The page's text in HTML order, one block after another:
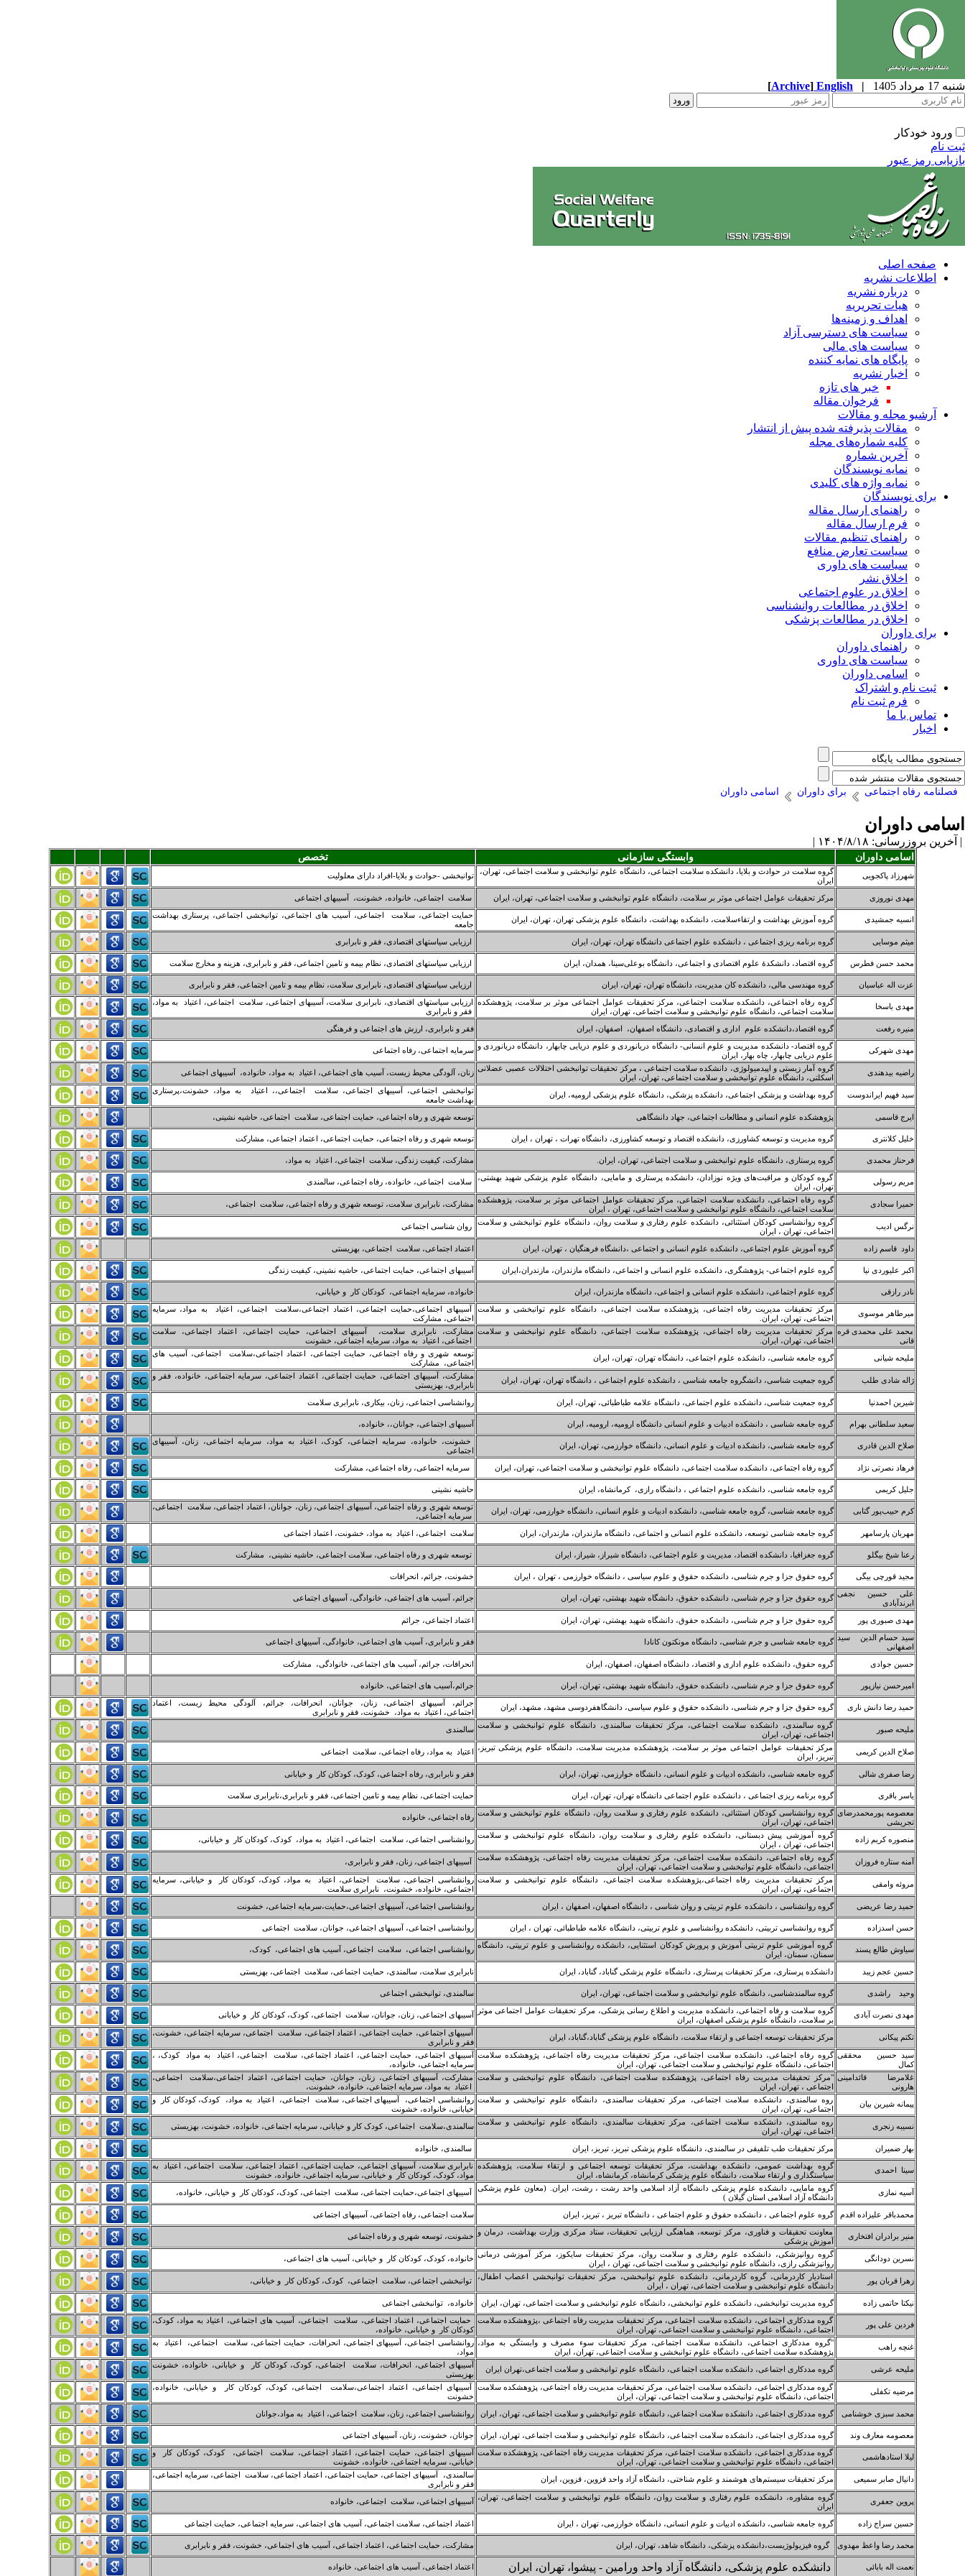
شنبه 17 مرداد 1405 |
English
[Archive]
ورود خودکار
ثبت نام
بازیابی رمز عبور
صفحه اصلی
اطلاعات نشریه
درباره نشریه
هیات تحریریه
اهداف و زمینه‌ها
سیاست های دسترسی آزاد
سیاست های مالی
پایگاه های نمایه کننده
اخبار نشریه
خبر های تازه
فرخوان مقاله
آرشیو مجله و مقالات
مقالات پذیرفته شده پیش از انتشار
کلیه شماره‌های مجله
آخرین شماره
نمایه نویسندگان
نمایه واژه های کلیدی
برای نویسندگان
راهنمای ارسال مقاله
فرم ارسال مقاله
راهنمای تنظیم مقالات
سیاست تعارض منافع
سیاست های داوری
اخلاق نشر
اخلاق در علوم اجتماعی
اخلاق در مطالعات روانشناسی
اخلاق در مطالعات پزشکی
برای داوران
راهنمای داوران
سیاست های داوری
اسامی داوران
ثبت نام و اشتراک
فرم ثبت نام
تماس با ما
اخبار
فصلنامه رفاه اجتماعی برای داوران اسامی داوران
اسامی داوران
| آخرین بروزرسانی: ۱۴۰۴/۸/۱۸ |
اسامی داوران وابستگی سازمانی تخصص
شهرزاد پاکجویی
گروه سلامت در حوادث و بلایا، دانشکده سلامت اجتماعی، دانشگاه علوم توانبخشی و سلامت اجتماعی، تهران،
ایران
توانبخشی -حوادث و بلایا-افراد دارای معلولیت
مهدی نوروزی مرکز تحقیقات عوامل اجتماعی موثر بر سلامت، دانشگاه علوم توانبخشی و سلامت اجتماعی، تهران، ایران سلامت اجتماعی، خانواده، خشونت، آسیبهای اجتماعی
انسیه جمشیدی گروه آموزش بهداشت و ارتقاءسلامت، دانشکده بهداشت، دانشگاه علوم پزشکی تهران، تهران، ایران
حمایت اجتماعی، سلامت اجتماعی، آسیب های اجتماعی، توانبخشی اجتماعی، پرستاری بهداشت
جامعه
میثم موسایی
گروه برنامه ریزی اجتماعی ، دانشکده علوم اجتماعی دانشگاه تهران، تهران، ایران ارزیابی سیاستهای اقتصادی، فقر و نابرابری
محمد حسن فطرس گروه اقتصاد، دانشکدۀ علوم اقتصادی و اجتماعی، دانشگاه بوعلی‌سینا، همدان، ایران ارزیابی سیاستهای اقتصادی، نظام بیمه و تامین اجتماعی، فقر و نابرابری، هزینه و مخارج سلامت
عزت اله عباسیان گروه مهندسی مالی، دانشکده کان مدیریت، دانشگاه تهران، تهران، ایران ارزیابی سیاستهای اقتصادی، نابرابری سلامت، نظام بیمه و تامین اجتماعی، فقر و نابرابری
مهدی باسخا
گروه رفاه اجتماعی، دانشکده سلامت اجتماعی، مرکز تحقیقات عوامل اجتماعی موثر بر سلامت، پژوهشکده
سلامت اجتماعی، دانشگاه علوم توانبخشی و سلامت اجتماعی، تهران، ایران
ارزیابی سیاستهای اقتصادی، نابرابری سلامت، آسیبهای اجتماعی، سلامت اجتماعی، اعتیاد به مواد،
فقر و نابرابری
منیره رفعت
گروه اقتصاد،دانشکده علوم اداری و اقتصادی، دانشگاه اصفهان، اصفهان، ایران فقر و نابرابری، ارزش های اجتماعی و فرهنگی
مهدی شهرکی
گروه اقتصاد- دانشکده مدیریت و علوم انسانی- دانشگاه دریانوردی و علوم دریایی چابهار، دانشگاه دریانوردی و
علوم دریایی چابهار، چاه بهار، ایران
سرمایه اجتماعی، رفاه اجتماعی
راضیه بیدهندی
گروه آمار زیستی و اپیدمیولوژی، دانشکده سلامت اجتماعی ، مرکز تحقیقات توانبخشی اختلالات عصبی عضلانی
اسکلتی، دانشگاه علوم توانبخشی و سلامت اجتماعی، تهران، ایران
زنان، آلودگی محیط زیست، آسیب های اجتماعی، اعتیاد به مواد، خانواده، آسیبهای اجتماعی
سید فهیم ایراندوست گروه بهداشت و پزشکی اجتماعی، دانشکده پزشکی، دانشگاه علوم پزشکی ارومیه، ایران
توانبخشی اجتماعی، آسیبهای اجتماعی، سلامت اجتماعی،، اعتیاد به مواد، خشونت،پرستاری
بهداشت جامعه
ایرج قاسمی
پژوهشکده علوم انسانی و مطالعات اجتماعی، جهاد دانشگاهی توسعه شهری و رفاه اجتماعی، حمایت اجتماعی، سلامت اجتماعی، حاشیه نشینی،
خلیل کلانتری گروه مدیریت و توسعه کشاورزی، دانشکده اقتصاد و توسعه کشاورزی، دانشگاه تهرات ، تهران ، ایران توسعه شهری و رفاه اجتماعی، حمایت اجتماعی، اعتماد اجتماعی، مشارکت
فرحناز محمدی گروه پرستاری، دانشگاه علوم توانبخشی و سلامت اجتماعی، تهران، ایران. مشارکت، کیفیت زندگی، سلامت اجتماعی، اعتیاد به مواد،
مریم رسولی
گروه کودکان و مراقبت‌های ویژه نوزادان، دانشکده پرستاری و مامایی، دانشگاه علوم پزشکی شهید بهشتی،
تهران، ایران
سلامت اجتماعی، خانواده، رفاه اجتماعی، سالمندی
حمیرا سجادی
گروه رفاه اجتماعی، دانشکده سلامت اجتماعی، مرکز تحقیقات عوامل اجتماعی موثر بر سلامت، پژوهشکده
سلامت اجتماعی، دانشگاه علوم توانبخشی و سلامت اجتماعی، تهران ، ایران
مشارکت، نابرابری سلامت، توسعه شهری و رفاه اجتماعی، سلامت اجتماعی،
نرگس ادیب
گروه روانشناسی کودکان استثنائی، دانشکده علوم رفتاری و سلامت روان، دانشگاه علوم توانبخشی و سلامت
اجتماعی، تهران ، ایران
روان شناسی اجتماعی
داود قاسم زاده گروه آموزش علوم اجتماعی، دانشکده علوم انسانی و اجتماعی ،دانشگاه فرهنگیان ، تهران، ایران اعتماد اجتماعی، سلامت اجتماعی، بهزیستی
اکبر علیوردی نیا گروه علوم اجتماعی- پژوهشگری، دانشکده علوم انسانی و اجتماعی، دانشگاه مازندران، مازندران،ایران آسیبهای اجتماعی، حمایت اجتماعی، حاشیه نشینی، کیفیت زندگی
نادر رازقی گروه علوم اجتماعی، دانشکده علوم انسانی و اجتماعی، دانشگاه مازندران، ایران خانواده، سرمایه اجتماعی، کودکان کار و خیابانی،
میرطاهر موسوی
مرکز تحقیقات مدیریت رفاه اجتماعی، پژوهشکده سلامت اجتماعی، دانشگاه علوم توانبخشی و سلامت
اجتماعی، تهران، ایران.
آسیبهای اجتماعی،حمایت اجتماعی، اعتماد اجتماعی،سلامت اجتماعی، اعتیاد به مواد، سرمایه
اجتماعی، مشارکت
محمد علی محمدی قره
قانی
مرکز تحقیقات مدیریت رفاه اجتماعی، پژوهشکده سلامت اجتماعی، دانشگاه علوم توانبخشی و سلامت
اجتماعی، تهران، ایران.
مشارکت، نابرابری سلامت، آسیبهای اجتماعی، حمایت اجتماعی، اعتماد اجتماعی، سلامت
اجتماعی، اعتیاد به مواد، سرمایه اجتماعی، خشونت
ملیحه شیانی
گروه جامعه شناسی، دانشکده علوم اجتماعی، دانشگاه تهران، تهران، ایران
توسعه شهری و رفاه اجتماعی، حمایت اجتماعی، اعتماد اجتماعی،سلامت اجتماعی، آسیب های
اجتماعی، مشارکت
ژاله شادی طلب
گروه جمعیت شناسی، دانشگروه جامعه شناسی ، دانشکده علوم اجتماعی ، دانشگاه تهران، تهران، ایران
مشارکت، آسیبهای اجتماعی، حمایت اجتماعی، اعتماد اجتماعی، سرمایه اجتماعی، خانواده، فقر و
نابرابری، بهزیستی
شیرین احمدنیا
گروه جمعیت شناسی، دانشکده علوم اجتماعی، دانشگاه علامه طباطبائی، تهران، ایران روانشناسی اجتماعی، زنان، بیکاری، نابرابری سلامت
سعید سلطانی بهرام گروه جامعه شناسی ، دانشکده ادبیات و علوم انسانی دانشگاه ارومیه، ارومیه، ایران آسیبهای اجتماعی، جوانان،، خانواده،
صلاح الدین قادری گروه جامعه شناسی، دانشکده ادبیات و علوم انسانی، دانشگاه خوارزمی، تهران، ایران
خشونت، خانواده، سرمایه اجتماعی، کودک، اعتیاد به مواد، سرمایه اجتماعی، زنان، آسیبهای
اجتماعی
فرهاد نصرتی نژاد
گروه رفاه اجتماعی، دانشکده سلامت اجتماعی، دانشگاه علوم توانبخشی و سلامت اجتماعی، تهران، ایران سرمایه اجتماعی، رفاه اجتماعی، مشارکت
جلیل کریمی گروه جامعه شناسی، دانشکده علوم اجتماعی ، دانشگاه رازی، کرمانشاه، ایران حاشیه نشینی
کرم حبیب‌پور گتابی گروه جامعه شناسی، گروه جامعه شناسی، دانشکده ادبیات و علوم انسانی، دانشگاه خوارزمی، تهران، ایران
توسعه شهری و رفاه اجتماعی، آسیبهای اجتماعی، زنان، جوانان، اعتماد اجتماعی، سلامت اجتماعی،
سرمایه اجتماعی،
مهربان پارسامهر
گروه جامعه شناسی توسعه، دانشکده علوم انسانی و اجتماعی، دانشگاه مازندران، مازندران، ایران سلامت اجتماعی، اعتیاد به مواد، خشونت، اعتماد اجتماعی
رعنا شیخ بیگلو گروه جغزافیا، دانشکده اقتصاد، مدیریت و علوم اجتماعی، دانشگاه شیراز، شیراز، ایران توسعه شهری و رفاه اجتماعی، سلامت اجتماعی، حاشیه نشینی، مشارکت
مجید قورچی بیگی گروه حقوق جزا و جرم شناسی، دانشکده حقوق و علوم سیاسی ، دانشگاه خوارزمی ، تهران ، ایران
خشونت، جرائم، انحرافات
علی حسین نجفی
ابرندآبادی
گروه حقوق جزا و جرم شناسی، دانشکده حقوق، دانشگاه شهید بهشتی، تهران، ایران جرائم، آسیب های اجتماعی، خانوادگی، آسیبهای اجتماعی
مهدی صبوری پور گروه حقوق جزا و جرم شناسی، دانشکده حقوق، دانشگاه شهید بهشتی، تهران، ایران
اعتماد اجتماعی، جرائم
سید حسام الدین سید
اصفهانی
گروه جامعه شناسی و جرم شناسی، دانشگاه مونکتون کانادا فقر و نابرابری، آسیب های اجتماعی، خانوادگی، آسیبهای اجتماعی
حسین جوادی گروه حقوق، دانشکده علوم اداری و اقتصاد، دانشگاه اصفهان، اصفهان، ایران انحرافات، جرائم، آسیب های اجتماعی، خانوادگی، مشارکت
امیرحسن نیازپور گروه حقوق جزا و جرم شناسی، دانشکده حقوق، دانشگاه شهید بهشتی، تهران، ایران جرائم،آسیب های اجتماعی، خانواده
حمید رضا دانش ناری گروه حقوق جزا و جرم شناسی، دانشکده حقوق و علوم سیاسی، دانشگاهفردوسی مشهد، مشهد، ایران
جرائم، آسیبهای اجتماعی، زنان، جوانان، انحرافات، جرائم، آلودگی محیط زیست، اعتماد
اجتماعی، اعتیاد به مواد، خشونت، فقر و نابرابری
ملیحه صبور
گروه سالمندی، دانشکده سلامت اجتماعی، مرکز تحقیقات سالمندی، دانشگاه علوم توانبخشی و سلامت
اجتماعی، تهران، ایران
سالمندی
صلاح الدین کریمی
مرکز تحقیقات عوامل اجتماعی موثر بر سلامت، پژوهشکده مدیریت سلامت، دانشگاه علوم پزشکی تبریز،
تبریز، ایران
اعتیاد به مواد، رفاه اجتماعی، سلامت اجتماعی
رضا صفری شالی گروه جامعه شناسی، دانشکده ادبیات و علوم انسانی، دانشگاه خوارزمی، تهران، ایران فقر و نابرابری، رفاه اجتماعی، کودک، کودکان کار و خیابانی
یاسر باقری گروه برنامه ریزی اجتماعی ، دانشکده علوم اجتماعی دانشگاه تهران، تهران، ایران
حمایت اجتماعی، نظام بیمه و تامین اجتماعی، فقر و نابرابری،نابرابری سلامت
معصومه پورمحمدرضای
تجریشی
گروه روانشناسی کودکان استثنائی، دانشکده علوم رفتاری و سلامت روان، دانشگاه علوم توانبخشی و سلامت
اجتماعی، تهران، ایران
رفاه اجتماعی، خانواده
منصوره کریم زاده
گروه آموزشی پیش دبستانی، دانشکده علوم رفتاری و سلامت روان، دانشگاه علوم توانبخشی و سلامت
اجتماعی، تهران ، ایران
روانشناسی اجتماعی، سلامت اجتماعی، اعتیاد به مواد، کودک، کودکان کار و خیابانی،
آمنه ستاره فروزان
گروه رفاه اجتماعی، دانشکده سلامت اجتماعی، مرکز تحقیقات مدیریت رفاه اجتماعی، پژوهشکده سلامت
اجتماعی، دانشگاه علوم توانبخشی و سلامت اجتماعی، تهران، ایران
آسیبهای اجتماعی، زنان، فقر و نابرابری،
مروئه وامقی
مرکز تحقیقات مدیریت رفاه اجتماعی،پژوهشکده سلامت اجتماعی، دانشگاه علوم توانبخشی و سلامت
اجتماعی، تهران، ایران
روانشناسی اجتماعی، سلامت اجتماعی، اعتیاد به مواد، کودک، کودکان کار و خیابانی، سرمایه
اجتماعی، خانواده، خشونت، نابرابری سلامت
حمید رضا عریضی
گروه روانشناسی ، دانشکده علوم تربیتی و روان شناسی ، دانشگاه اصفهان، اصفهان ، ایران روانشناسی اجتماعی، آسیبهای اجتماعی،حمایت،سرمایه اجتماعی، خشونت
حسن اسدزاده گروه روانشناسی تربیتی، دانشکده روانشناسی و علوم تربیتی، دانشگاه علامه طباطبائی، تهران ، ایران روانشناسی اجتماعی، آسیبهای اجتماعی، جوانان، سلامت اجتماعی
سیاوش طالع پسند
گروه آموزشی علوم تربیتی آموزش و پرورش کودکان استثنایی، دانشکده روانشناسی و علوم تربیتی، دانشگاه
سمنان، سمنان، ایران
روانشناسی اجتماعی، سلامت اجتماعی، آسیب های اجتماعی، کودک،
حسین عجم زیبد دانشکده پرستاری، مرکز تحقیقات پرستاری، دانشگاه علوم پزشکی گناباد، گناباد، ایران نابرابری سلامت، سالمندی، حمایت اجتماعی، سلامت اجتماعی، بهزیستی
وحید راشدی گروه سالمندشناسی، دانشگاه علوم توانبخشی و سلامت اجتماعی، تهران، ایران سالمندی، توانبخشی اجتماعی
مهدی نصرت آبادی
گروه سلامت و رفاه اجتماعی، دانشکده مدیریت و اطلاع رسانی پزشکی، مرکز تحقیقات عوامل اجتماعی موثر
بر سلامت، دانشگاه علوم پزشکی اصفهان، ایران
آسیبهای اجتماعی، زنان، جوانان، سلامت اجتماعی، کودک، کودکان کار و خیابانی
تکتم پیکانی مرکز تحقیقات توسعه اجتماعی و ارتقاء سلامت، دانشگاه علوم پزشکی گناباد،گناباد، ایران
آسیبهای اجتماعی، حمایت اجتماعی، اعتماد اجتماعی، سلامت اجتماعی، سرمایه اجتماعی، خشونت،
فقر و نابرابری
سید حسین محققی
کمال
گروه رفاه اجتماعی، دانشکده سلامت اجتماعی، مرکز تحقیقات مدیریت رفاه اجتماعی، پژوهشکده سلامت
اجتماعی، دانشگاه علوم توانبخشی و سلامت اجتماعی، تهران، ایران
آسیبهای اجتماعی، حمایت اجتماعی، اعتماد اجتماعی، سلامت اجتماعی، اعتیاد به مواد کودک، ،
سرمایه اجتماعی، خانواده،
غلامرضا قائدامینی
هارونی
"مرکز تحقیقات مدیریت رفاه اجتماعی، پژوهشکده سلامت اجتماعی، دانشگاه علوم توانبخشی و سلامت
اجتماعی ، تهران، ایران
مشارکت، آسیبهای اجتماعی، زنان، جوانان، حمایت اجتماعی، اعتماد اجتماعی،سلامت اجتماعی،
اعتیاد به مواد، سرمایه اجتماعی، خانواده، خشونت،
پیمانه شیرین بیان
روه سالمندی، دانشکده سلامت اجتماعی، مرکز تحقیقات سالمندی، دانشگاه علوم توانبخشی و سلامت
اجتماعی، تهران، ایران
روانشناسی اجتماعی، آسیبهای اجتماعی، سلامت اجتماعی، اعتیاد به مواد، کودک، کودکان کار و
خیابانی، خانواده، خشونت
نسیبه زنجری
روه سالمندی، دانشکده سلامت اجتماعی، مرکز تحقیقات سالمندی، دانشگاه علوم توانبخشی و سلامت
اجتماعی، تهران، ایران
سالمندی،سلامت اجتماعی، کودک کار و خیابانی، سرمایه اجتماعی، خانواده، خشونت، بهزیستی
بهار ضمیران مرکز تحقیقات طب تلفیقی در سالمندی، دانشگاه علوم پزشکی تبریز، تبریز، ایران سالمندی، خانواده
سینا احمدی
گروه بهداشت عمومی، دانشکده بهداشت، مرکز تحقیقات توسعه اجتماعی و ارتقاء سلامت، پژوهشکده
سیاستگذاری و ارتقاء سلامت، دانشگاه علوم پزشکی کرمانشاه، کرمانشاه، ایران
نابرابری سلامت، آسیبهای اجتماعی، حمایت اجتماعی، اعتماد اجتماعی، سلامت اجتماعی، اعتیاد به
مواد، کودک، کودکان کار و خیابانی، سرمایه اجتماعی، خانواده، خشونت
آسیه نمازی
گروه مامایی، دانشکده علوم پزشکی دانشگاه آزاد اسلامی واحد رشت ، رشت، ایران. (معاون علوم پزشکی
دانشگاه آزاد اسلامی استان گیلان )
آسیبهای اجتماعی،حمایت اجتماعی، سلامت اجتماعی، کودک، کودکان کار و خیابانی، خانواده،
محمدباقر علیزاده اقدم گروه علوم اجتماعی ، دانشکده حقوق و علوم اجتماعی ، دانشگاه تبریز ، تبریز، ایران سلامت اجتماعی، رفاه اجتماعی، آسیبهای اجتماعی
منیر برادران افتخاری
معاونت تحقیقات و فناوری، مرکز توسعه، هماهنگی ارزیابی تحقیقات، ستاد مرکزی وزارت بهداشت، درمان و
آموزش پزشکی
خشونت، توسعه شهری و رفاه اجتماعی
نسرین دودانگی
گروه روانپزشکی، دانشکده علوم رفتاری و سلامت روان، مرکز تحقیقات سایکوز، مرکز آموزشی درمانی
روانپزشکی رازی، دانشگاه علوم توانبخشی و سلامت اجتماعی، تهران ، ایران
خانواده، کودک، کودکان کار و خیابانی، آسیب های اجتماعی،
زهرا قربان پور
استادیار کاردرمانی، گروه کاردرمانی، دانشکده علوم توانبخشی، مرکز تحقیقات توانبخشی اعصاب اطفال،
دانشگاه علوم توانبخشی و سلامت اجتماعی، تهران ، ایران
توانبخشی اجتماعی، سلامت اجتماعی، کودک، کودکان کار و خیابانی،
نیکتا حاتمی زاده گروه مدیریت توانبخشی، دانشکده علوم توانبخشی، دانشگاه علوم توانبخشی و سلامت اجتماعی، تهران، ایران خانواده، توانبخشی اجتماعی
فردین علی پور
گروه مددکاری اجتماعی، دانشکده سلامت اجتماعی، مرکز تحقیقات مدیریت رفاه اجتماعی ،پژوهشکده سلامت
اجتماعی، دانشگاه علوم توانبخشی و سلامت اجتماعی، تهران، ایران
حمایت اجتماعی، اعتماد اجتماعی، سلامت اجتماعی، آسیب های اجتماعی، اعتیاد به مواد، کودک،
کودکان کار و خیابانی، خانواده،
غنچه راهب
"گروه مددکاری اجتماعی، دانشکده سلامت اجتماعی، مرکز تحقیقات سوء مصرف و وابستگی به مواد،
پژوهشکده سلامت اجتماعی، دانشگاه علوم توانبخشی و سلامت اجتماعی، تهران، ایران
روانشناسی اجتماعی، آسیبهای اجتماعی، انحرافات، حمایت اجتماعی، سلامت اجتماعی، اعتیاد به
مواد،
ملیحه عرشی
گروه مددکاری اجتماعی، دانشکده سلامت اجتماعی، دانشگاه علوم توانبخشی و سلامت اجتماعی،تهران ایران
آسیبهای اجتماعی، انحرافات، سلامت اجتماعی، کودک، کودکان کار و خیابانی، خانواده، خشونت
بهزیستی
مرضیه تکفلی
گروه مددکاری اجتماعی، دانشکده سلامت اجتماعی، مرکز تحقیقات مدیریت رفاه اجتماعی، پژوهشکده سلامت
اجتماعی، دانشگاه علوم توانبخشی و سلامت اجتماعی، تهران، ایران
آسیبهای اجتماعی، اعتماد اجتماعی،سلامت اجتماعی، کودک، کودکان کار و خیابانی، خانواده،
خشونت
محمد سبزی خوشنامی
گروه مددکاری اجتماعی، دانشکده سلامت اجتماعی، دانشگاه علوم توانبخشی و سلامت اجتماعی، تهران، ایران روانشناسی اجتماعی، زنان، سلامت اجتماعی، اعتیاد به مواد،جوانان
معصومه معارف وند گروه مددکاری اجتماعی، دانشکده سلامت اجتماعی، دانشگاه علوم توانبخشی و سلامت اجتماعی، تهران، ایران جوانان، خشونت، زنان، آسیبهای اجتماعی
لیلا استادهاشمی
گروه مددکاری اجتماعی، دانشکده سلامت اجتماعی، مرکز تحقیقات مدیریت رفاه اجتماعی، پژوهشکده سلامت
اجتماعی، دانشگاه علوم توانبخشی و سلامت اجتماعی، تهران، ایران
آسیبهای اجتماعی، حمایت اجتماعی، اعتماد اجتماعی، سلامت اجتماعی، کودک، کودکان کار و
خیابانی، سرمایه اجتماعی، خانواده، خشونت
دانیال صابر سمیعی
مرکز تحقیقات سیستم‌های هوشمند و علوم شناختی، دانشگاه آزاد واحد قزوین، قزوین، ایران
سالمندی، آسیبهای اجتماعی، حمایت اجتماعی، اعتماد اجتماعی، سلامت اجتماعی، سرمایه اجتماعی،
فقر و نابرابری
پروین جعفری
گروه مشاوره، دانشکده علوم رفتاری و سلامت روان، دانشگاه علوم توانبخشی و سلامت اجتماعی، تهران،
ایران
آسیبهای اجتماعی، سلامت اجتماعی، خانواده
حسین سراج زاده گروه جامعه شناسی، دانشکده ادبیات و علوم انسانی، دانشگاه خوارزمی، تهران ، ایران اعتماد اجتماعی، سلامت اجتماعی، آسیب های اجتماعی، سرمایه اجتماعی، حمایت اجتماعی
محمد رضا واعظ مهدوی گروه فیزیولوژیست،دانشکده پزشکی، دانشگاه شاهد، تهران، ایران مشارکت، حمایت اجتماعی، اعتماد اجتماعی، آسیب های اجتماعی، خشونت، فقر و نابرابری
نعمت اله بابائی دانشکده علوم پزشکی، دانشگاه آزاد واحد ورامین - پیشوا، تهران، ایران اعتماد اجتماعی، آسیب های اجتماعی، خانواده